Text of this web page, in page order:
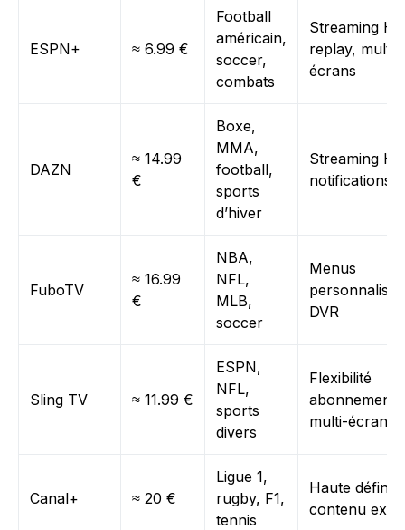
ESPN+ ≈ 6.99 €
Football
américain,
soccer,
combats
Streaming
replay, multi-
écrans
DAZN
≈ 14.99
€
Boxe,
MMA,
football,
sports
d’hiver
Streaming
notifications
FuboTV
≈ 16.99
€
NBA,
NFL,
MLB,
soccer
Menus
DVR
Sling TV ≈ 11.99 €
ESPN,
NFL,
sports
divers
Flexibilité
multi-écrans
Canal+ ≈ 20 €
Ligue 1,
rugby, F1,
tennis
Haute
contenu